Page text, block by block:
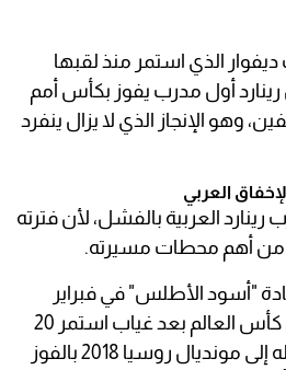
ديفوار الذي استمر منذ لقبها
كما جعل رينارد أول مدرب يفوز بكأس أمم
وهو الإنجاز الذي لا يزال ينفرد
العربي
العربية بالفشل، لأن فترته
من أهم محطات مسيرته.
"أسود الأطلس" في فبراير
2016، ثم أعاد المنتخب إلى كأس العالم بعد غياب استمر 20
عامًا. وحسم المغرب تأهله إلى مونديال روسيا 2018 بالفوز